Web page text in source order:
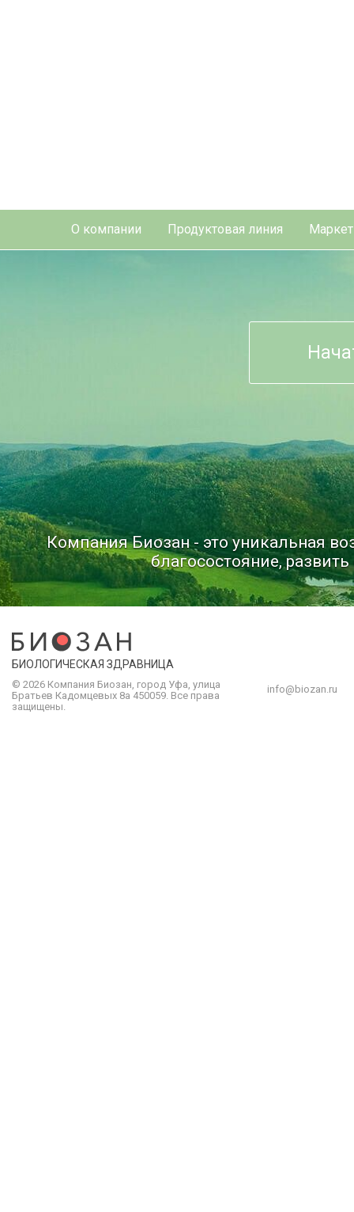
О компании Продуктовая линия
Компания Биозан - это уникальная
благосостояние,
БИОЛОГИЧЕСКАЯ ЗДРАВНИЦА
© 2026 Компания Биозан город Уфа , улица
Братьев Кадомцевых 8а 450059 Все права
защищены.
info@biozan.ru